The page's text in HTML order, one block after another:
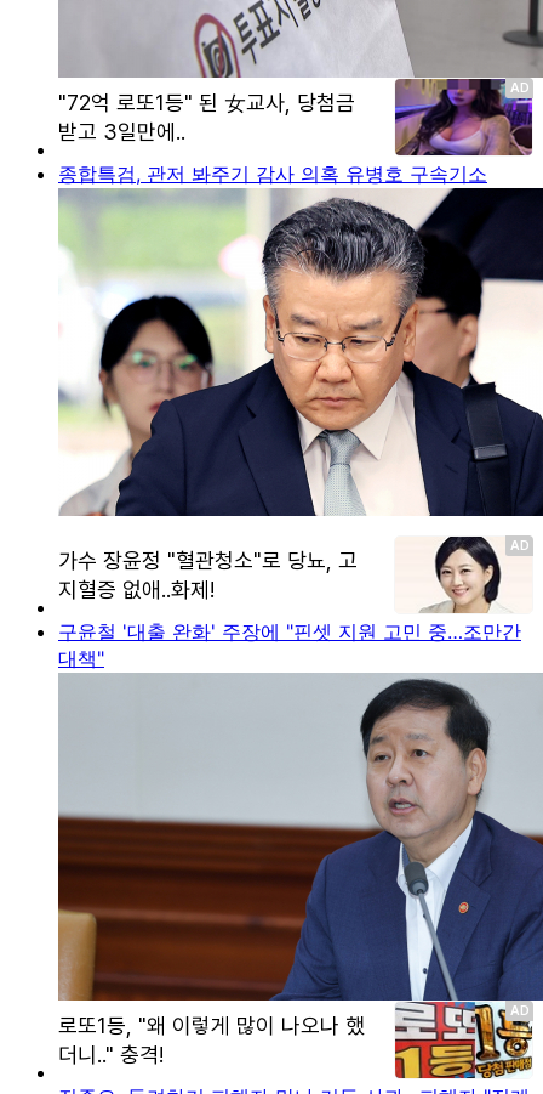
종합특검, 관저 봐주기 감사 의혹 유병호 구속기소
구윤철 '대출 완화' 주장에 "핀셋 지원 고민 중…조만간
대책"